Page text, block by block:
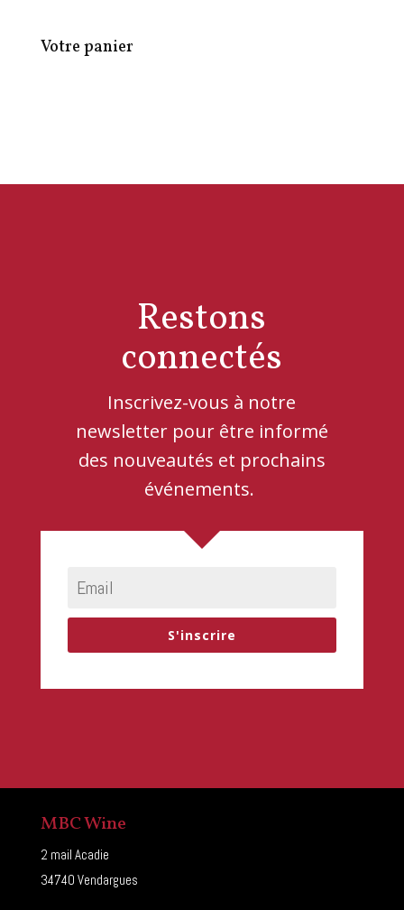
Votre panier
Restons
connectés
Inscrivez-vous à notre
newsletter pour être informé
des nouveautés et prochains
événements.
S'inscrire
MBC Wine
2 mail Acadie
34740 Vendargues